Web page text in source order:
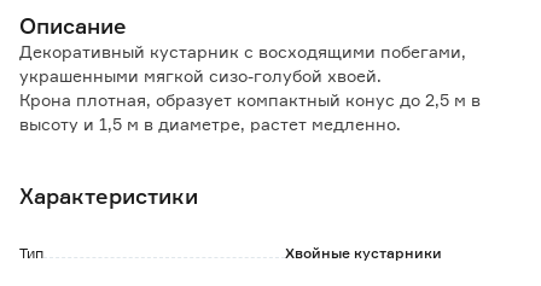
Описание
Декоративный кустарник с восходящими побегами,
украшенными мягкой сизо-голубой хвоей.
Крона плотная, образует компактный конус до 2,5 м в
высоту и 1,5 м в диаметре, растет медленно.
Хорошо адаптируется к городской среде. Используется в
Характеристики
Тип Хвойные кустарники